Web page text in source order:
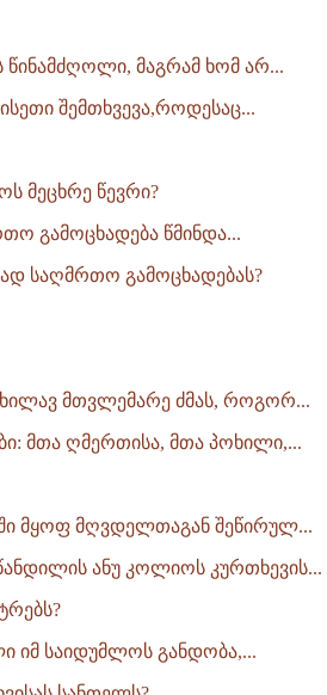
წინამძღოლი, მაგრამ ხომ არ...
შემთხვევა,როდესაც...
მეცხრე წევრი?
გამოცხადება წმინდა...
საღმრთო გამოცხადებას?
მთვლემარე ძმას, როგორ...
მთა ღმერთისა, მთა პოხილი,...
მყოფ მღვდელთაგან შეწირულ...
ანუ კოლიოს კურთხევის...
იმ საიდუმლოს განდობა,...